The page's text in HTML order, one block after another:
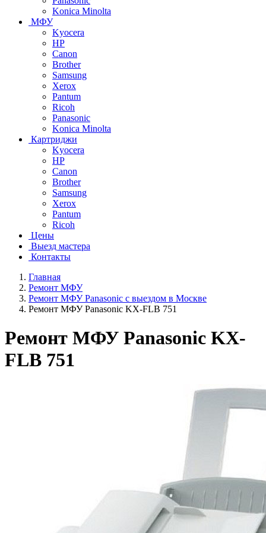
Konica Minolta
МФУ
Kyocera
HP
Canon
Brother
Samsung
Xerox
Pantum
Ricoh
Panasonic
Konica Minolta
Картриджи
Kyocera
HP
Canon
Brother
Samsung
Xerox
Pantum
Ricoh
Цены
Выезд мастера
Контакты
Главная
Ремонт МФУ
Ремонт МФУ Panasonic с выездом в Москве
Ремонт МФУ Panasonic KX-FLB 751
Ремонт МФУ Panasonic KX-
FLB 751